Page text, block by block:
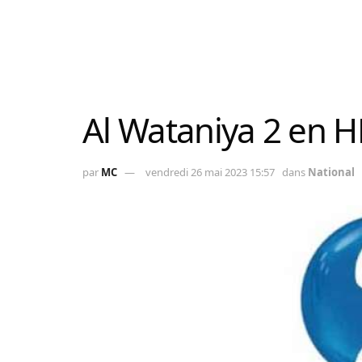
Al Wataniya 2 en
par MC vendredi 26 mai 2023 15:57 dans National